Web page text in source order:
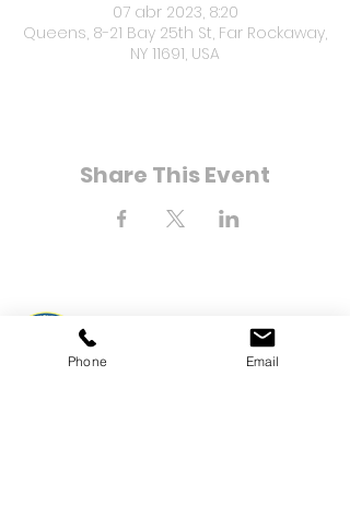
07 abr 2023, 8:20
Queens, 8-21 Bay 25th St, Far Rockaway,
NY 11691, USA
Share This Event
Far Rockaway, Nueva York
Phone Email